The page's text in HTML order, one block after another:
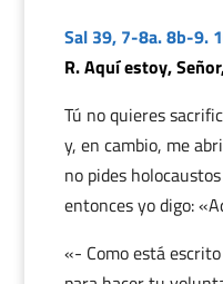
Sal 39, 7-8a. 8b-9.
R. Aquí estoy,
Tú no quieres
y, en cambio, me
no pides
entonces yo digo:
«- Como está